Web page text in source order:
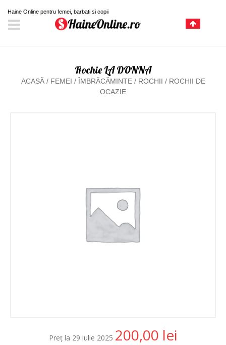
Haine Online pentru femei, barbati si copii
Rochie LA DONNA
ACASĂ/ FEMEI / ÎMBRĂCĂMINTE/ ROCHII / ROCHII DE
OCAZIE
Preț la 29 iulie 2025 200,00 lei